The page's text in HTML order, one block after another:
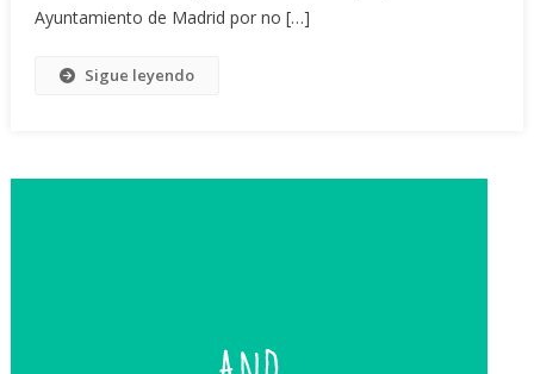
Ayuntamiento de Madrid por no […]
Sigue leyendo